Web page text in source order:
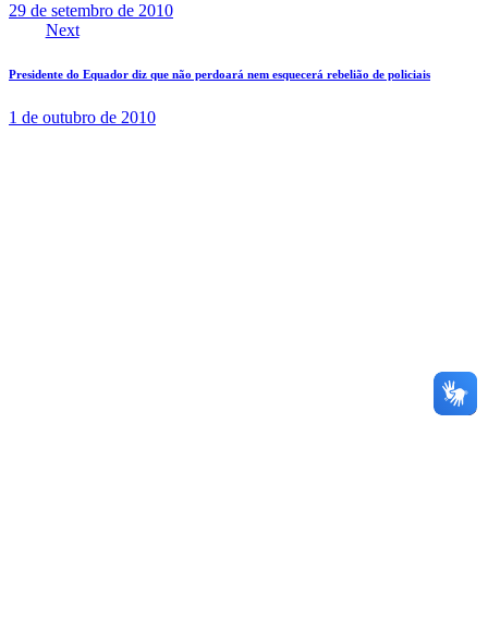
29 de setembro de 2010
Next
Presidente do Equador diz que não perdoará nem esquecerá rebelião de policiais
1 de outubro de 2010